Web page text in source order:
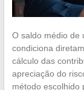
O saldo médio de
condiciona
cálculo das
apreciação do
método escolhido